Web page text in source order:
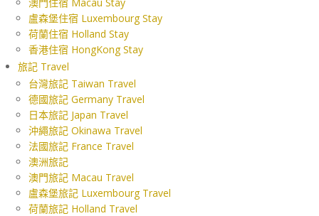
盧森堡住宿 Luxembourg Stay
荷蘭住宿 Holland Stay
香港住宿 HongKong Stay
旅記 Travel
台灣旅記 Taiwan Travel
德國旅記 Germany Travel
日本旅記 Japan Travel
沖繩旅記 Okinawa Travel
法國旅記 France Travel
澳洲旅記
澳門旅記 Macau Travel
盧森堡旅記 Luxembourg Travel
荷蘭旅記 Holland Travel